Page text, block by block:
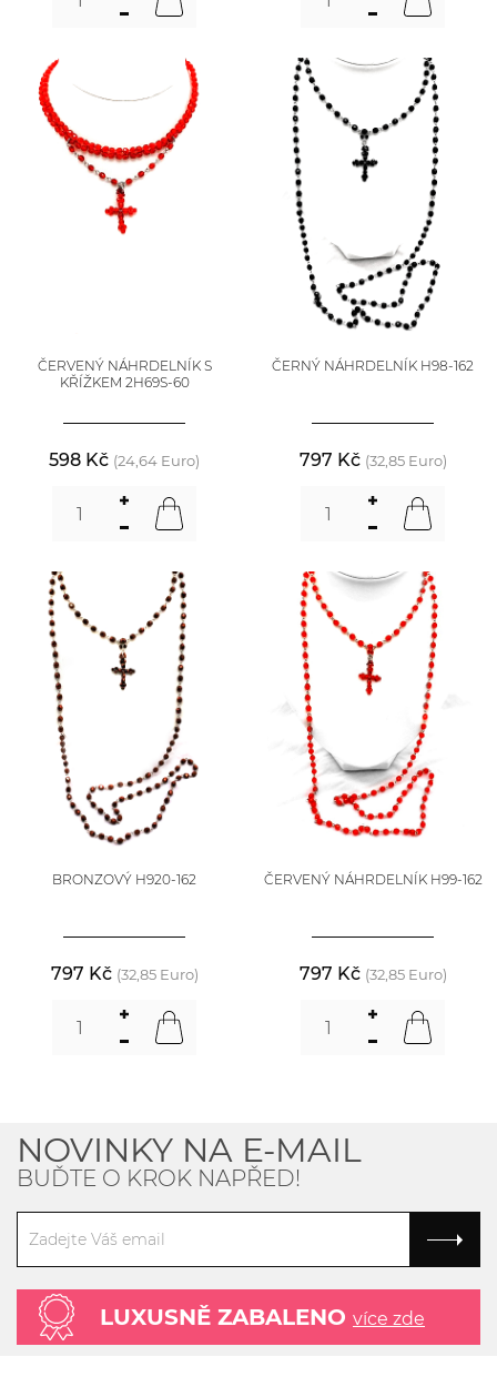
ČERVENÝ NÁHRDELNÍK S
KŘÍŽKEM 2H69S-60
598 Kč (24,64 Euro)
ČERNÝ NÁHRDELNÍK H98-162
797 Kč (32,85 Euro)
BRONZOVÝ H920-162
797 Kč (32,85 Euro)
ČERVENÝ NÁHRDELNÍK H99-162
797 Kč (32,85 Euro)
NOVINKY NA E-MAIL
BUĎTE O KROK NAPŘED!
LUXUSNĚ ZABALENO více zde